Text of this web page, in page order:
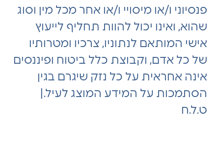
פנסיוני ו/או מיסויי ו/או אחר מכל מין וסוג
שהוא, ואינו יכול להוות תחליף לייעוץ
אישי המותאם לנתוניו, צרכיו ומטרותיו
של כל אדם, וקבוצת כלל ביטוח ופיננסים
אינה אחראית על כל נזק שיגרם בגין
הסתמכות על המידע המוצג לעיל.|
ט.ל.ח